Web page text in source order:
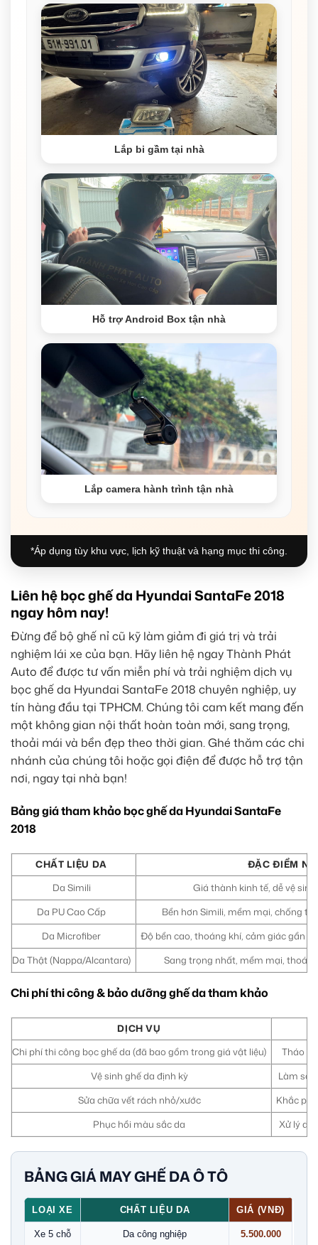
Lắp bi gầm tại nhà
Hỗ trợ Android Box tận nhà
Lắp camera hành trình tận nhà
*Áp dụng tùy khu vực, lịch kỹ thuật và hạng mục thi công.
Liên hệ bọc ghế da Hyundai SantaFe 2018
ngay hôm nay!
Đừng để bộ ghế nỉ cũ kỹ làm giảm đi giá trị và trải
nghiệm lái xe của bạn. Hãy liên hệ ngay Thành Phát
Auto để được tư vấn miễn phí và trải nghiệm dịch vụ
bọc ghế da Hyundai SantaFe 2018 chuyên nghiệp, uy
tín hàng đầu tại TPHCM. Chúng tôi cam kết mang đến
một không gian nội thất hoàn toàn mới, sang trọng,
thoải mái và bền đẹp theo thời gian. Ghé thăm các chi
nhánh của chúng tôi hoặc gọi điện để được hỗ trợ tận
nơi, ngay tại nhà bạn!
Bảng giá tham khảo bọc ghế da Hyundai SantaFe
2018
CHẤT LIỆU DA
ĐẶC ĐIỂM
Da Simili
Giá thành kinh tế, dễ vệ
Da PU Cao Cấp
Bền hơn Simili, mềm mại, chống
Da Microfiber
Độ bền cao, thoáng khí, cảm giác gần
Da Thật (Nappa/Alcantara)
Sang trọng nhất, mềm mại,
Chi phí thi công & bảo dưỡng ghế da tham khảo
DỊCH VỤ
Chi phí thi công bọc ghế da (đã bao gồm trong giá vật liệu)
Tháo
Vệ sinh ghế da định kỳ
Làm
Sửa chữa vết rách nhỏ/xước
Khắc
Phục hồi màu sắc da
Xử lý da
BẢNG GIÁ MAY GHẾ DA Ô TÔ
LOẠI XE CHẤT LIỆU DA GIÁ (VNĐ)
Xe 5 chỗ Da công nghiệp 5.500.000